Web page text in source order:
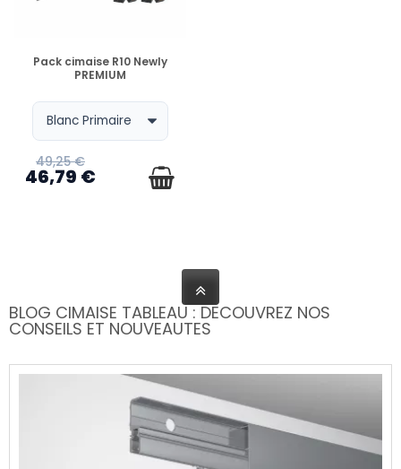
EN STOCK
Pack cimaise R10 Newly
PREMIUM
49,25 €
46,79 €
BLOG CIMAISE TABLEAU : DECOUVREZ NOS
CONSEILS ET NOUVEAUTES